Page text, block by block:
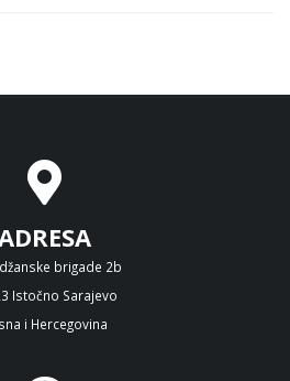
brigade 2b
Istočno Sarajevo
i Hercegovina